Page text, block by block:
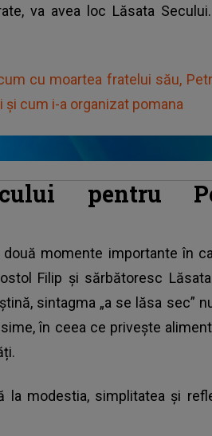
va avea loc Lăsata
cu moartea fratelui său,
și cum i-a organizat pomana
pentru
momente importante în
Filip și sărbătoresc
sintagma „a se lăsa sec”
în ceea ce privește
la modestia, simplitatea și